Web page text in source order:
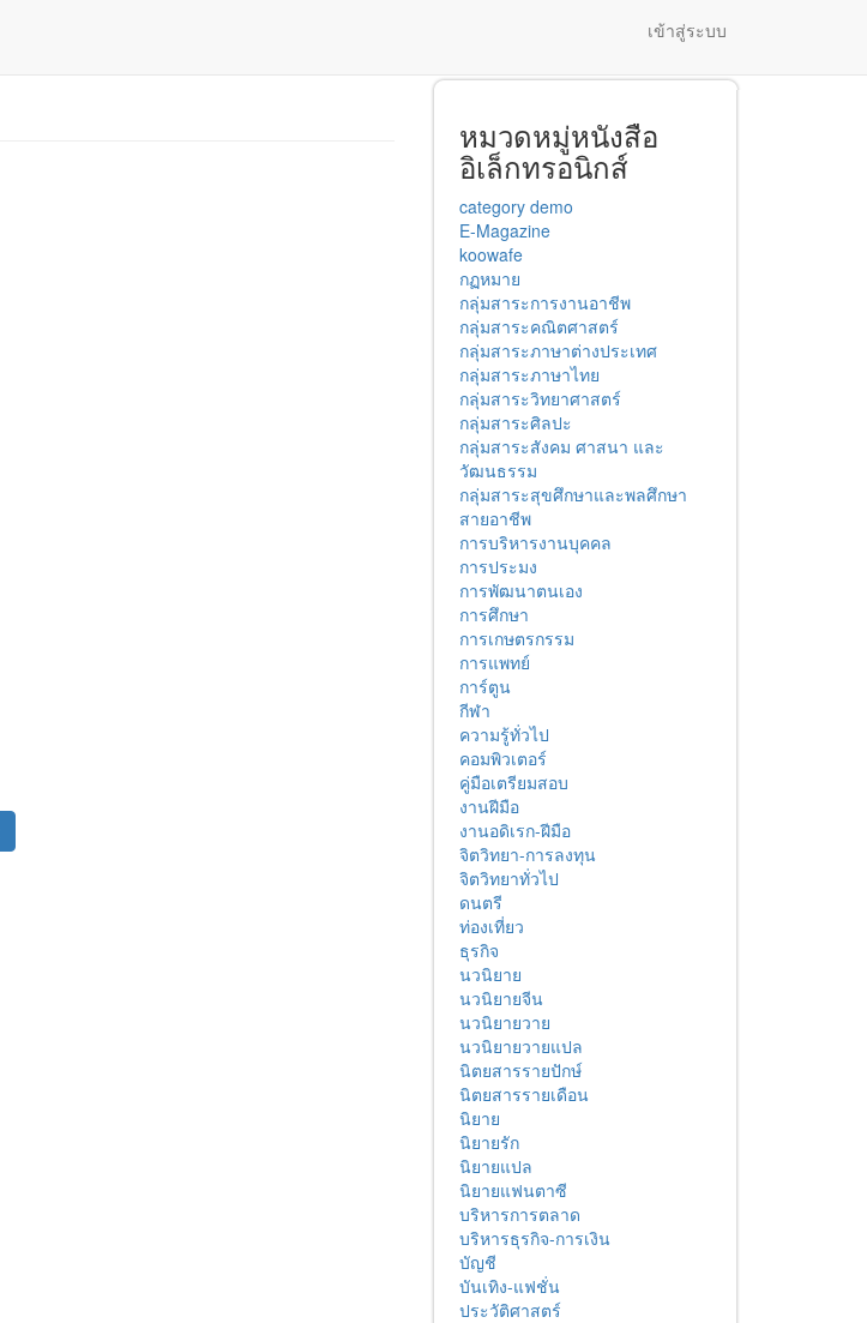
เข้าสู่ระบบ
หมวดหมู่หนังสือ
อิเล็กทรอนิกส์
category demo
E-Magazine
koowafe
กฏหมาย
กลุ่มสาระการงานอาชีพ
กลุ่มสาระคณิตศาสตร์
กลุ่มสาระภาษาต่างประเทศ
กลุ่มสาระภาษาไทย
กลุ่มสาระวิทยาศาสตร์
กลุ่มสาระศิลปะ
กลุ่มสาระสังคม ศาสนา และ
วัฒนธรรม
กลุ่มสาระสุขศึกษาและพลศึกษา
สายอาชีพ
การบริหารงานบุคคล
การประมง
การพัฒนาตนเอง
การศึกษา
การเกษตรกรรม
การแพทย์
การ์ตูน
กีฬา
ความรู้ทั่วไป
คอมพิวเตอร์
คู่มือเตรียมสอบ
งานฝีมือ
งานอดิเรก-ฝีมือ
จิตวิทยา-การลงทุน
จิตวิทยาทั่วไป
ดนตรี
ท่องเที่ยว
ธุรกิจ
นวนิยาย
นวนิยายจีน
นวนิยายวาย
นวนิยายวายแปล
นิตยสารรายปักษ์
นิตยสารรายเดือน
นิยาย
นิยายรัก
นิยายแปล
นิยายแฟนตาซี
บริหารการตลาด
บริหารธุรกิจ-การเงิน
บัญชี
บันเทิง-แฟชั่น
ประวัติศาสตร์